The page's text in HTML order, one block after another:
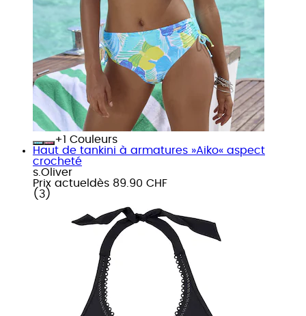
+
Couleurs
Haut de tankini à armatures »Aiko« aspect
crocheté
s.Oliver
Prix actuel dès 89.90 CHF
( 3 )